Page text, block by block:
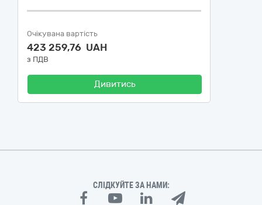
Очікувана вартість
423 259,76 UAH
з ПДВ
Дивитись
СЛІДКУЙТЕ ЗА НАМИ: